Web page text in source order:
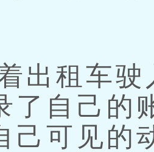
租车驶
了自己的
己可见的